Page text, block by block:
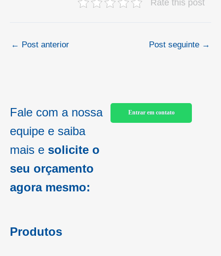
Rate this post
← Post anterior Post seguinte →
Fale com a nossa
equipe e saiba
mais e solicite o
seu orçamento
agora mesmo:
Entrar em contato
Produtos